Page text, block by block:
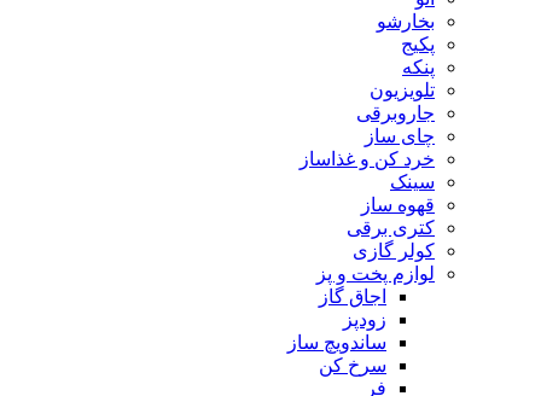
بخارشو
پکیج
پنکه
تلویزیون
جاروبرقی
چای ساز
خرد کن و غذاساز
سینک
قهوه ساز
کتری برقی
کولر گازی
لوازم پخت و پز
اجاق گاز
زودپز
ساندویچ ساز
سرخ کن
فر